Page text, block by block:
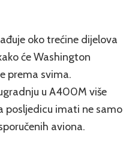
oko trećine dijelova
će Washington
prema svima.
u A400M više
posljedicu imati ne samo
aviona.